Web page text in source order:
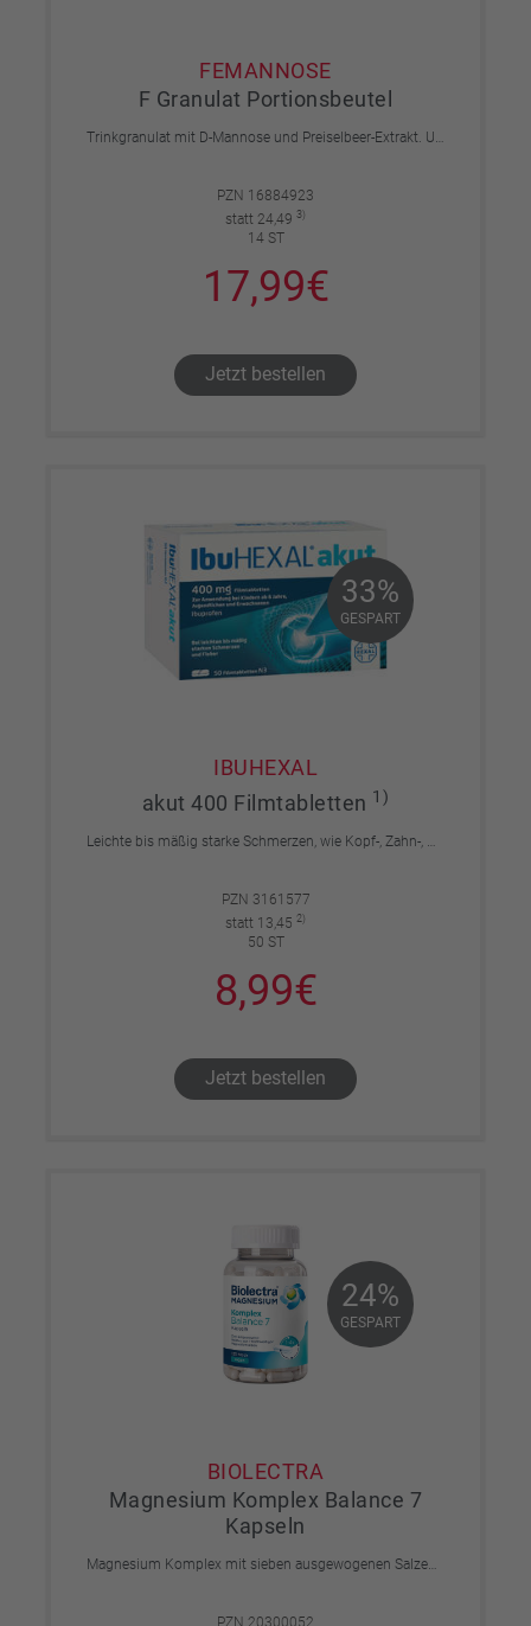
FEMANNOSE
F Granulat Portionsbeutel
Trinkgranulat mit D-Mannose und Preiselbeer-Extrakt. Unterstützt die natürliche Blasen- und Harnwegsgesundhei
PZN 16884923
statt 24,49 3)
14 ST
17,99€
Jetzt bestellen
33%
GESPART
33%
GESPART
IBUHEXAL
akut 400 Filmtabletten 1)
Leichte bis mäßig starke Schmerzen, wie Kopf-, Zahn-, Regelschmerzen, Fieber.
PZN 3161577
statt 13,45 2)
50 ST
8,99€
Jetzt bestellen
24%
GESPART
24%
GESPART
BIOLECTRA
Magnesium Komplex Balance 7
Kapseln
Magnesium Komplex mit sieben ausgewogenen Salzen für eine flexible und gut verträgliche tägliche Magnesiumversorgung. Vegan, ohne unnötige Zusatzstoffe und leicht zu schlucken.
PZN 20300052